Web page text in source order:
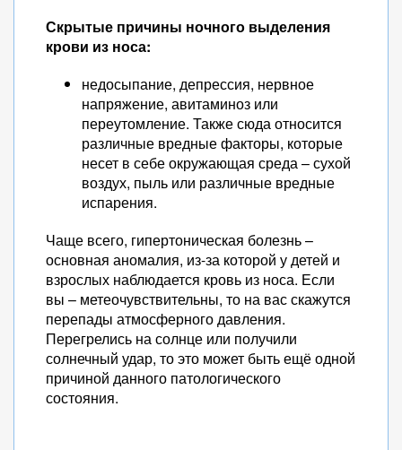
Скрытые причины ночного выделения
крови из носа:
недосыпание, депрессия, нервное
напряжение, авитаминоз или
переутомление. Также сюда относится
различные вредные факторы, которые
несет в себе окружающая среда – сухой
воздух, пыль или различные вредные
испарения.
Чаще всего, гипертоническая болезнь –
основная аномалия, из-за которой у детей и
взрослых наблюдается кровь из носа. Если
вы – метеочувствительны, то на вас скажутся
перепады атмосферного давления.
Перегрелись на солнце или получили
солнечный удар, то это может быть ещё одной
причиной данного патологического
состояния.